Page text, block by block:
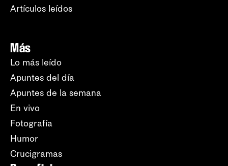
Artículos leídos
Más
Lo más leído
Apuntes del día
Apuntes de la semana
En vivo
Fotografía
Humor
Crucigramas